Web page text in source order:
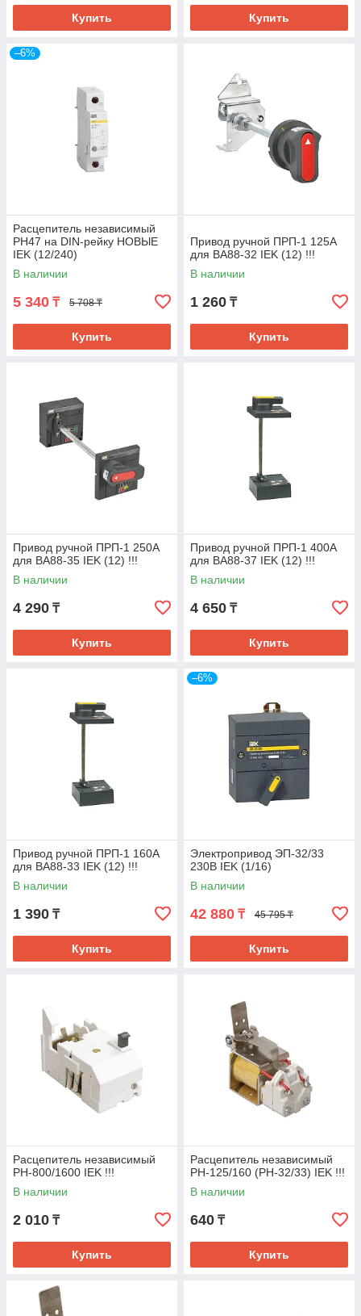
Купить Купить
–6%
Расцепитель независимый
РН47 на DIN-рейку НОВЫЕ
IEK (12/240)
В наличии
5 340 ₸ 5 708 ₸
Купить
Привод ручной ПРП-1 125A
для ВА88-32 IEK (12) !!!
В наличии
1 260 ₸
Купить
Привод ручной ПРП-1 250A
для ВА88-35 IEK (12) !!!
В наличии
4 290 ₸
Купить
Привод ручной ПРП-1 400A
для ВА88-37 IEK (12) !!!
В наличии
4 650 ₸
Купить
Привод ручной ПРП-1 160A
для ВА88-33 IEK (12) !!!
В наличии
1 390 ₸
Купить
–6%
Электропривод ЭП-32/33
230В IEK (1/16)
В наличии
42 880 ₸ 45 795 ₸
Купить
Расцепитель независимый
РН-800/1600 IEK !!!
В наличии
2 010 ₸
Купить
Расцепитель независимый
РН-125/160 (РН-32/33) IEK !!!
В наличии
640 ₸
Купить